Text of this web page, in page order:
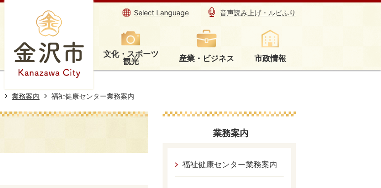
Select Language 音声読み上げ・ルビふり
文化・スポーツ
観光 産業・ビジネス 市政情報
業務案内 福祉健康センター業務案内
業務案内
福祉健康センター業務案内